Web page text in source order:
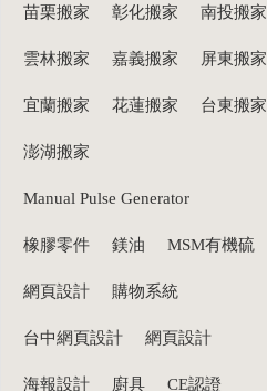
苗栗搬家 彰化搬家 南投搬家
雲林搬家 嘉義搬家 屏東搬家
宜蘭搬家 花蓮搬家 台東搬家
澎湖搬家
Manual Pulse Generator
橡膠零件 鎂油 MSM有機硫
網頁設計 購物系統
台中網頁設計 網頁設計
海報設計 廚具 CE認證